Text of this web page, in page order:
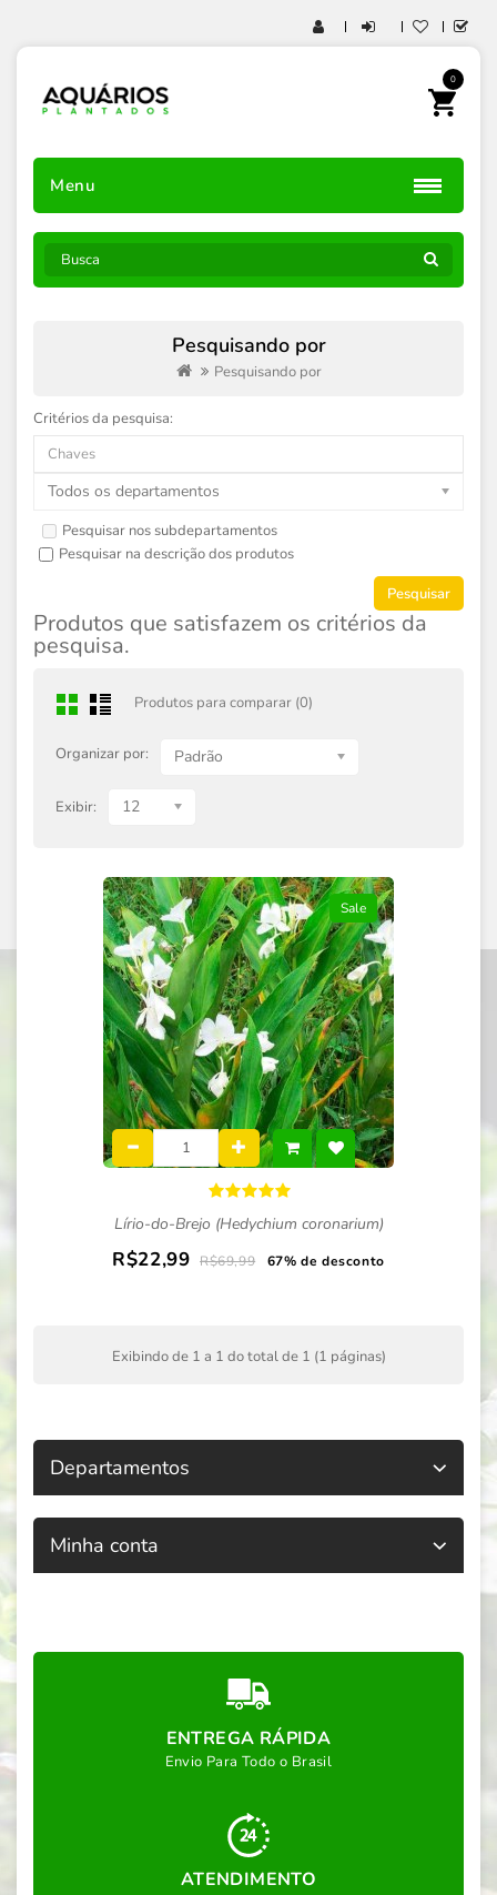
0
Menu
Pesquisando por
Pesquisando por
Critérios da pesquisa:
Todos os departamentos
Pesquisar nos subdepartamentos
Pesquisar na descrição dos produtos
Produtos que satisfazem os critérios da
pesquisa.
Produtos para comparar (0)
Organizar por: Padrão
Exibir: 12
Sale
Lírio-do-Brejo (Hedychium coronarium)
R$22,99 R$69,99 67% de desconto
Exibindo de 1 a 1 do total de 1 (1 páginas)
Departamentos
Minha conta
ENTREGA RÁPIDA
Envio Para Todo o Brasil
ATENDIMENTO